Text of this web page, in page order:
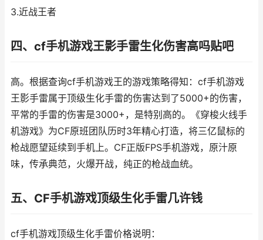
3.近战王者
四、cf手机游戏王影手雷生化伤害高吗贴吧
高。根据查询cf手机游戏王的游戏策略得知：cf手机游戏
王影手雷属于顶级生化手雷的伤害达到了5000+的伤害，
平常的手雷的伤害是3000+，是特别高的。《穿梭火线手
机游戏》为CF原班团队历时3年精心打造，将三亿鼠标的
枪战愿望延续到手机上。CF正版FPS手机游戏，原汁原
味，传承典范，火爆开战，纯正的枪战血统。
五、CF手机游戏顶级生化手雷几许钱
cf手机游戏顶级生化手雷价格说明：